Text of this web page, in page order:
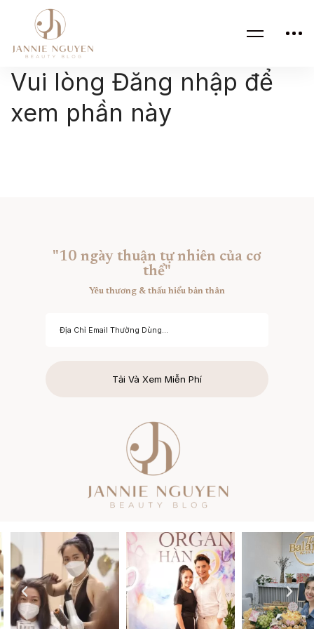
Vui lòng Đăng nhập để
xem phần này
"10 ngày thuận tự nhiên của cơ
thể"
Yêu thương & thấu hiểu bản thân
Tải Và Xem Miễn Phí